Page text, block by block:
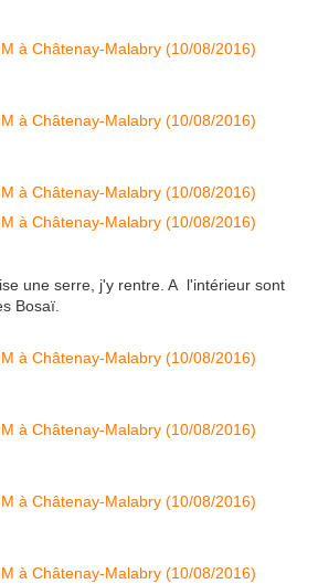
une serre, j'y rentre. A l'intérieur sont
Bosaï.